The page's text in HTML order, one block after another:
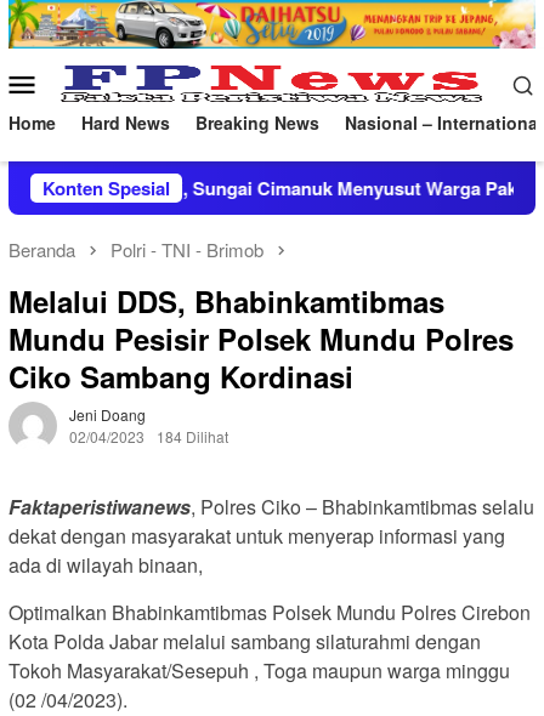
Loncat
ke
Menu
Mobile
Home Hard News Breaking News Nasional – International
Konten Spesial
Cimanuk Menyusut Warga Pakai Air Galon
Beranda Polri - TNI - Brimob
Melalui DDS, Bhabinkamtibmas
Mundu Pesisir Polsek Mundu Polres
Ciko Sambang Kordinasi
Jeni Doang
02/04/2023
184 Dilihat
Faktaperistiwanews, Polres Ciko – Bhabinkamtibmas selalu
dekat dengan masyarakat untuk menyerap informasi yang
ada di wilayah binaan,
Optimalkan Bhabinkamtibmas Polsek Mundu Polres Cirebon
Kota Polda Jabar melalui sambang silaturahmi dengan
Tokoh Masyarakat/Sesepuh , Toga maupun warga minggu
(02 /04/2023).